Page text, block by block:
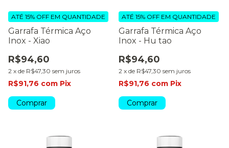
Garrafa Térmica Aço
Inox - Xiao
R$94,60
2 x de R$47,30 sem juros
ATÉ 15% OFF EM QUANTIDADE
R$91,76 com Pix
Comprar
Garrafa Térmica Aço
Inox - Hu tao
R$94,60
2 x de R$47,30 sem juros
ATÉ 15% OFF EM QUANTIDADE
R$91,76 com Pix
Comprar